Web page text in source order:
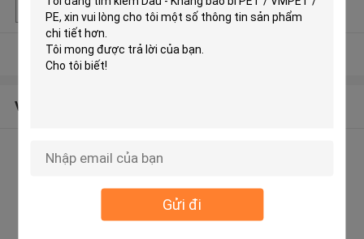
Gửi đi
Xem thêm
Về chúng tôi
Rainbow packaging co,ltd hồ
Address: 5th Floor, Building 6,